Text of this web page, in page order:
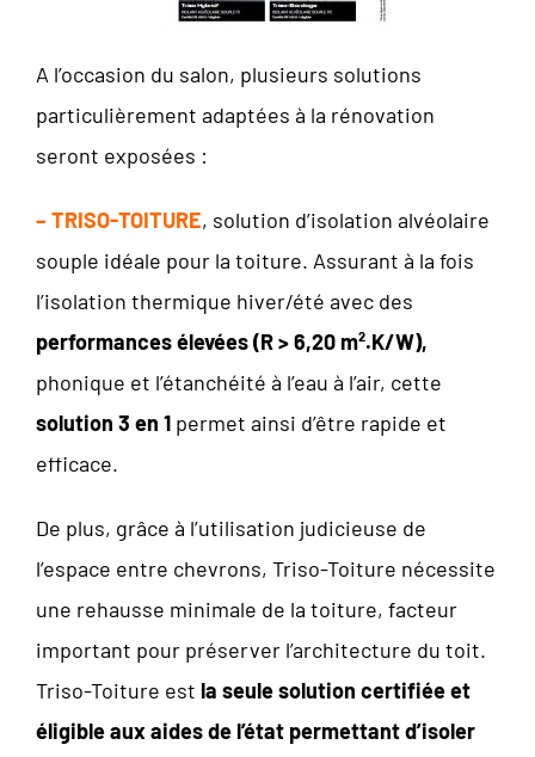
A l’occasion du salon, plusieurs solutions
particulièrement adaptées à la rénovation
seront exposées :
– TRISO-TOITURE, solution d’isolation alvéolaire
souple idéale pour la toiture. Assurant à la fois
l’isolation thermique hiver/été avec des
performances élevées (R > 6,20 m².K/W),
phonique et l’étanchéité à l’eau à l’air, cette
solution 3 en 1 permet ainsi d’être rapide et
efficace.
De plus, grâce à l’utilisation judicieuse de
l’espace entre chevrons, Triso-Toiture nécessite
une rehausse minimale de la toiture, facteur
important pour préserver l’architecture du toit.
Triso-Toiture est la seule solution certifiée et
éligible aux aides de l’état permettant d’isoler